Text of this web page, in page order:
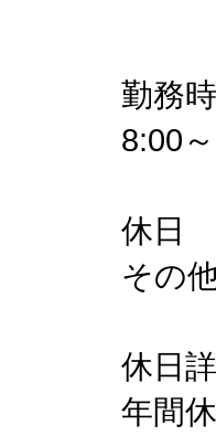
勤務
8:00
休日
その
休日
年間